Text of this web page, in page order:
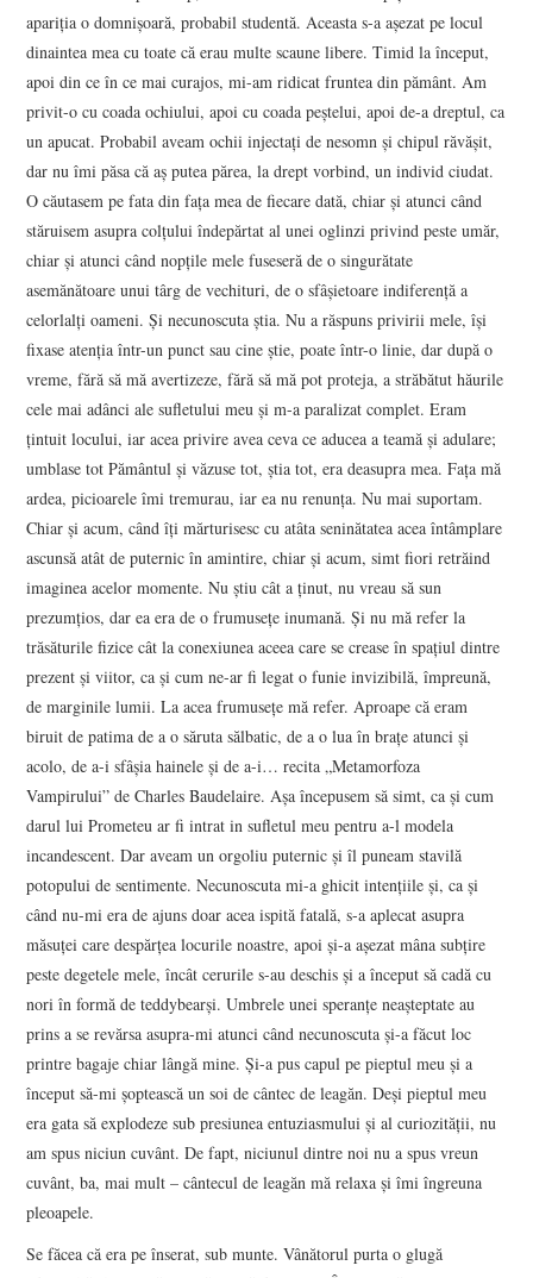
apariția o domnișoară, probabil studentă. Aceasta s-a așezat pe locul
dinaintea mea cu toate că erau multe scaune libere. Timid la început,
apoi din ce în ce mai curajos, mi-am ridicat fruntea din pământ. Am
privit-o cu coada ochiului, apoi cu coada peștelui, apoi de-a dreptul, ca
un apucat. Probabil aveam ochii injectați de nesomn și chipul răvășit,
dar nu îmi păsa că aș putea părea, la drept vorbind, un individ ciudat.
O căutasem pe fata din fața mea de fiecare dată, chiar și atunci când
stăruisem asupra colțului îndepărtat al unei oglinzi privind peste umăr,
chiar și atunci când nopțile mele fuseseră de o singurătate
asemănătoare unui târg de vechituri, de o sfâșietoare indiferență a
celorlalți oameni. Și necunoscuta știa. Nu a răspuns privirii mele, își
fixase atenția într-un punct sau cine știe, poate într-o linie, dar după o
vreme, fără să mă avertizeze, fără să mă pot proteja, a străbătut hăurile
cele mai adânci ale sufletului meu și m-a paralizat complet. Eram
țintuit locului, iar acea privire avea ceva ce aducea a teamă și adulare;
umblase tot Pământul și văzuse tot, știa tot, era deasupra mea. Fața mă
ardea, picioarele îmi tremurau, iar ea nu renunța. Nu mai suportam.
Chiar și acum, când îți mărturisesc cu atâta seninătatea acea întâmplare
ascunsă atât de puternic în amintire, chiar și acum, simt fiori retrăind
imaginea acelor momente. Nu știu cât a ținut, nu vreau să sun
prezumțios, dar ea era de o frumusețe inumană. Și nu mă refer la
trăsăturile fizice cât la conexiunea aceea care se crease în spațiul dintre
prezent și viitor, ca și cum ne-ar fi legat o funie invizibilă, împreună,
de marginile lumii. La acea frumusețe mă refer. Aproape că eram
biruit de patima de a o săruta sălbatic, de a o lua în brațe atunci și
acolo, de a-i sfâșia hainele și de a-i… recita „Metamorfoza
Vampirului” de Charles Baudelaire. Așa începusem să simt, ca și cum
darul lui Prometeu ar fi intrat in sufletul meu pentru a-l modela
incandescent. Dar aveam un orgoliu puternic și îl puneam stavilă
potopului de sentimente. Necunoscuta mi-a ghicit intențiile și, ca și
când nu-mi era de ajuns doar acea ispită fatală, s-a aplecat asupra
măsuței care despărțea locurile noastre, apoi și-a așezat mâna subțire
peste degetele mele, încât cerurile s-au deschis și a început să cadă cu
nori în formă de teddybearși. Umbrele unei speranțe neașteptate au
prins a se revărsa asupra-mi atunci când necunoscuta și-a făcut loc
printre bagaje chiar lângă mine. Și-a pus capul pe pieptul meu și a
început să-mi șoptească un soi de cântec de leagăn. Deși pieptul meu
era gata să explodeze sub presiunea entuziasmului și al curiozității, nu
am spus niciun cuvânt. De fapt, niciunul dintre noi nu a spus vreun
cuvânt, ba, mai mult – cântecul de leagăn mă relaxa și îmi îngreuna
pleoapele.
Se făcea că era pe înserat, sub munte. Vânătorul purta o glugă